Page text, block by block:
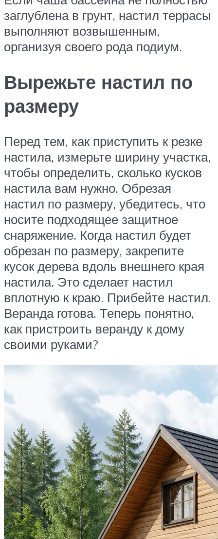
заглублена в грунт, настил террасы
выполняют возвышенным,
организуя своего рода подиум.
Вырежьте настил по
размеру
Перед тем, как приступить к резке
настила, измерьте ширину участка,
чтобы определить, сколько кусков
настила вам нужно. Обрезая
настил по размеру, убедитесь, что
носите подходящее защитное
снаряжение. Когда настил будет
обрезан по размеру, закрепите
кусок дерева вдоль внешнего края
настила. Это сделает настил
вплотную к краю. Прибейте настил.
Веранда готова. Теперь понятно,
как пристроить веранду к дому
своими руками?